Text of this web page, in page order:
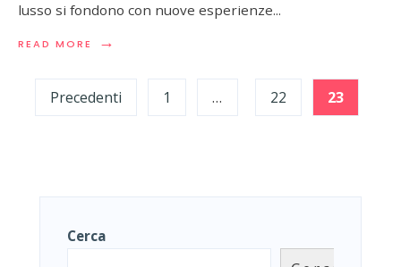
lusso si fondono con nuove esperienze...
READ MORE →
READ
“BELLE
EPOQUE”
DI
IL
SISTEMA
Paginazione
degli
Precedenti 1 … 22 23
Cerca